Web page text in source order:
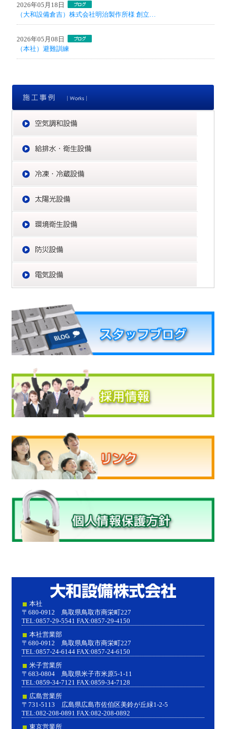
2026年05月18日
（大和設備倉吉）株式会社明治製作所様 創立…
2026年05月08日
（本社）避難訓練
本社
〒680-0912 鳥取県鳥取市商栄町227
TEL:0857-29-5541 FAX:0857-29-4150
本社営業部
〒680-0912 鳥取県鳥取市商栄町227
TEL:0857-24-6144 FAX:0857-24-6150
米子営業所
〒683-0804 鳥取県米子市米原5-1-11
TEL:0859-34-7121 FAX:0859-34-7128
広島営業所
〒731-5113 広島県広島市佐伯区美鈴が丘緑1-2-5
TEL:082-208-0891 FAX:082-208-0892
東京営業所